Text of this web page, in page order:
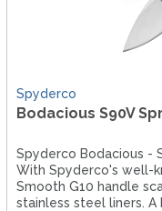
Spyderco
Bodacious S90V
Spyderco Bodacious -
With Spyderco's well-
Smooth G10 handle
stainless steel liners.